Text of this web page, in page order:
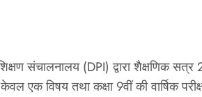
(DPI) द्वारा शैक्षणिक सत्र
केवल एक विषय तथा कक्षा 9वीं की वार्षिक